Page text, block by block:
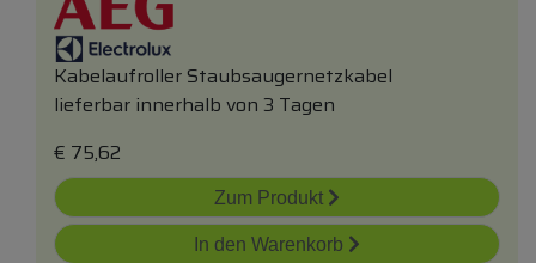
Kabelaufroller Staubsaugernetzkabel
lieferbar innerhalb von 3 Tagen
€ 75,62
Zum Produkt
In den Warenkorb